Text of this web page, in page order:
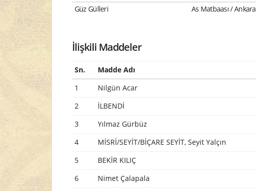
Güz Gülleri
As Matbaası / Ankara
İlişkili Maddeler
Sn. Madde Adı
1
Nilgün Acar
2 İLBENDİ
3 Yılmaz Gürbüz
4 MİSRİ/SEYİT/BİÇARE SEYİT, Seyit Yalçın
5 BEKİR KILIÇ
6 Nimet Çalapala